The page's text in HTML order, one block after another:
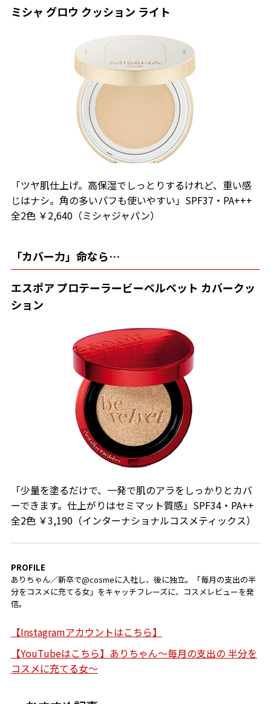
ミシャ グロウ クッション ライト
「ツヤ肌仕上げ。高保湿でしっとりするけれど、重い感
じはナシ。角の多いパフも使いやすい」SPF37・PA+++
全2色 ￥2,640（ミシャジャパン）
「カバー力」命なら…
エスポア プロテーラービーベルベット カバークッ
ション
「少量を塗るだけで、一発で肌のアラをしっかりとカバ
ーできます。仕上がりはセミマット質感」SPF34・PA++
全2色 ￥3,190（インターナショナルコスメティックス）
PROFILE
ありちゃん／新卒で@cosmeに入社し、後に独立。「毎月の支出の半
分をコスメに充てる女」をキャッチフレーズに、コスメレビューを発
信。
【Instagramアカウントはこちら】
【YouTubeはこちら】ありちゃん～毎月の支出の 半分を
コスメに充てる女～